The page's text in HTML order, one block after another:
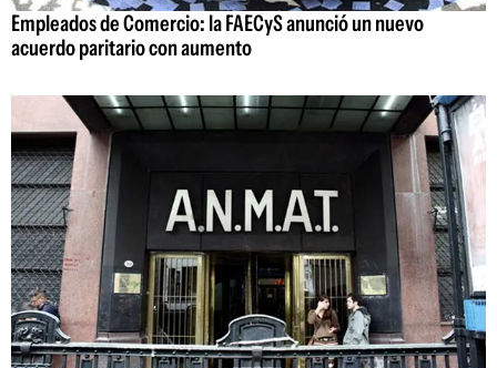
Empleados de Comercio: la FAECyS anunció un nuevo
acuerdo paritario con aumento